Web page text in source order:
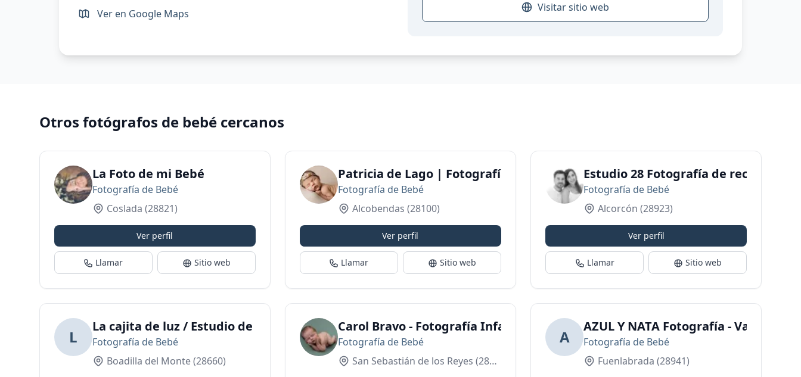
Ver en Google Maps
Visitar sitio web
Otros fotógrafos de bebé cercanos
La Foto de mi Bebé
Fotografía de Bebé
Coslada (28821)
Ver perfil
Llamar Sitio web
Patricia de Lago | Fotografía Newborn
Fotografía de Bebé
Alcobendas (28100)
Ver perfil
Llamar Sitio web
Estudio 28 Fotografía de recién
Fotografía de Bebé
Alcorcón (28923)
Ver perfil
Llamar Sitio web
L
La cajita de luz / Estudio de Fotografía en Boadilla
Fotografía de Bebé
Boadilla del Monte(28660)
Carol Bravo - Fotografía Infantil y Familiar
Fotografía de Bebé
San Sebastián de los Reyes (28703)
A
AZUL Y NATA Fotografía - Vanesa
Fotografía de Bebé
Fuenlabrada (28941)